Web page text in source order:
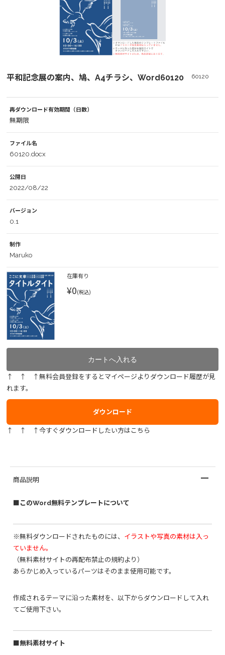
平和記念展の案内、鳩、A4チラシ、Word60120 60120
再ダウンロード有効期間（日数）
無期限
ファイル名
60120.docx
公開日
2022/08/22
バージョン
0.1
制作
Maruko
在庫有り
¥0(税込)
↑ ↑ ↑無料会員登録をするとマイページよりダウンロード履歴が見
れます。
ダウンロード
↑ ↑ ↑今すぐダウンロードしたい方はこちら
商品説明
■このWord無料テンプレートについて
※無料ダウンロードされたものには、 イラストや写真の素材は入っ
ていません。
（無料素材サイトの再配布禁止の規約より）
あらかじめ入っているパーツはそのまま使用可能です。
作成されるテーマに沿った素材を、以下からダウンロードして入れ
てご使用下さい。
■無料素材サイト